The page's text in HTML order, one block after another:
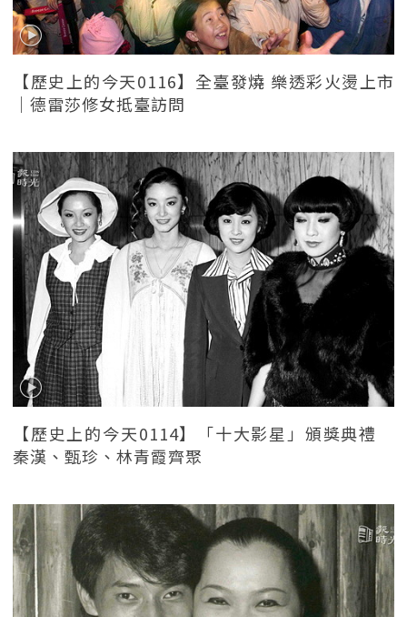
【歷史上的今天0116】全臺發燒 樂透彩火燙上市
｜德雷莎修女抵臺訪問
【歷史上的今天0114】「十大影星」頒獎典禮
秦漢、甄珍、林青霞齊聚